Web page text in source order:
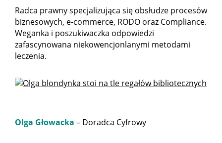
Radca prawny specjalizująca się obsłudze procesów
biznesowych, e-commerce, RODO oraz Compliance.
Weganka i poszukiwaczka odpowiedzi
zafascynowana niekowencjonlanymi metodami
leczenia.
Olga Głowacka – Doradca Cyfrowy